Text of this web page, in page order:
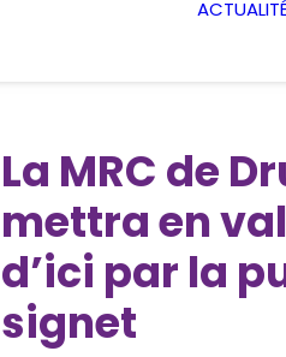
La MRC de
mettra en
d’ici par la
signet